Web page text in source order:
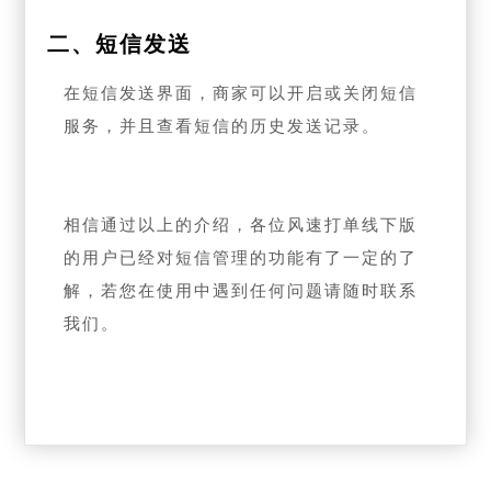
二、短信发送
在短信发送界面，商家可以开启或关闭短信
服务，并且查看短信的历史发送记录。
相信通过以上的介绍，各位风速打单线下版
的用户已经对短信管理的功能有了一定的了
解，若您在使用中遇到任何问题请随时联系
我们。